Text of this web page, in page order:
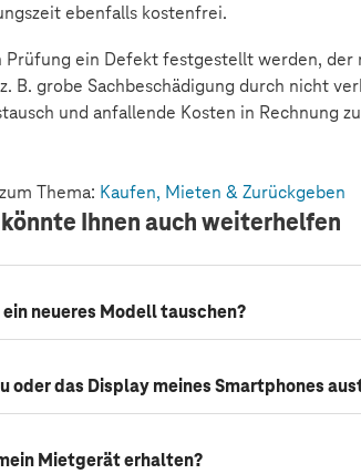
ebenfalls kostenfrei.
Prüfung ein Defekt festgestellt werden,
B. grobe Sachbeschädigung durch nicht
und anfallende Kosten in Rechnung
Thema: Kaufen, Mieten & Zurückgeben
könnte Ihnen auch weiterhelfen
neueres Modell tauschen?
oder das Display meines Smartphones
Mietgerät erhalten?